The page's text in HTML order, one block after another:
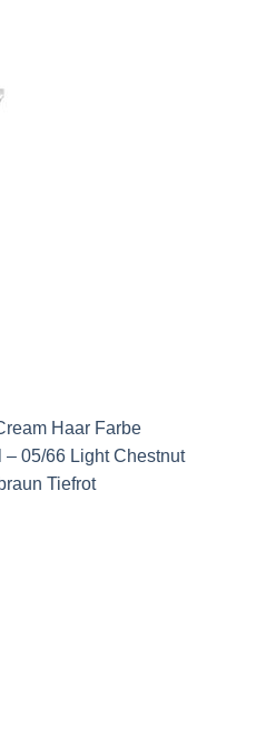
Haar Farbe
05/66 Light Chestnut
Tiefrot